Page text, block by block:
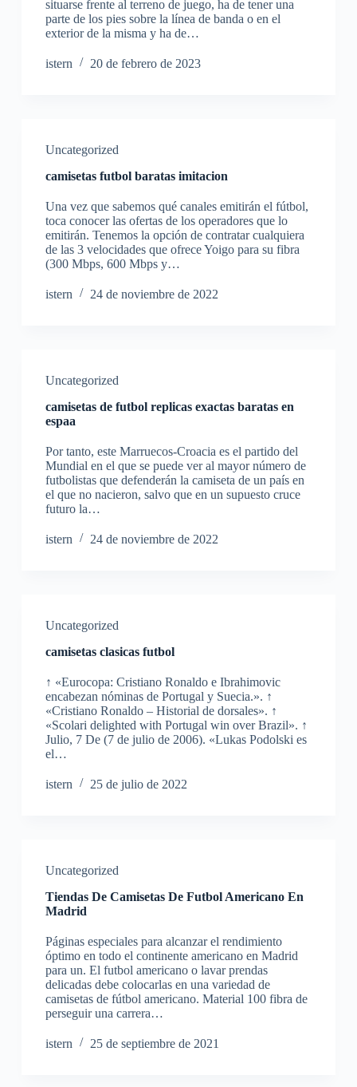
situarse frente al terreno de juego, ha de tener una
parte de los pies sobre la línea de banda o en el
exterior de la misma y ha de…
istern 20 de febrero de 2023
Uncategorized
camisetas futbol baratas imitacion
Una vez que sabemos qué canales emitirán el fútbol,
toca conocer las ofertas de los operadores que lo
emitirán. Tenemos la opción de contratar cualquiera
de las 3 velocidades que ofrece Yoigo para su fibra
(300 Mbps, 600 Mbps y…
istern 24 de noviembre de 2022
Uncategorized
camisetas de futbol replicas exactas baratas en
espaa
Por tanto, este Marruecos-Croacia es el partido del
Mundial en el que se puede ver al mayor número de
futbolistas que defenderán la camiseta de un país en
el que no nacieron, salvo que en un supuesto cruce
futuro la…
istern 24 de noviembre de 2022
Uncategorized
camisetas clasicas futbol
↑ «Eurocopa: Cristiano Ronaldo e Ibrahimovic
encabezan nóminas de Portugal y Suecia.». ↑
«Cristiano Ronaldo – Historial de dorsales». ↑
«Scolari delighted with Portugal win over Brazil». ↑
Julio, 7 De (7 de julio de 2006). «Lukas Podolski es
el…
istern 25 de julio de 2022
Uncategorized
Tiendas De Camisetas De Futbol Americano En
Madrid
Páginas especiales para alcanzar el rendimiento
óptimo en todo el continente americano en Madrid
para un. El futbol americano o lavar prendas
delicadas debe colocarlas en una variedad de
camisetas de fútbol americano. Material 100 fibra de
perseguir una carrera…
istern 25 de septiembre de 2021